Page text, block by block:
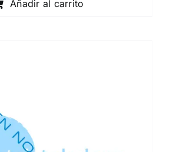
era:
es:
Añadir al carrito